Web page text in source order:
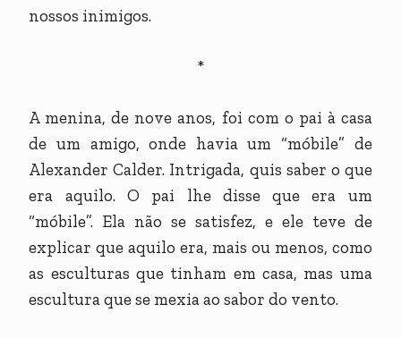
nossos inimigos.
*
A menina, de nove anos, foi com o pai à casa
de um amigo, onde havia um “móbile” de
Alexander Calder. Intrigada, quis saber o que
era aquilo. O pai lhe disse que era um
“móbile”. Ela não se satisfez, e ele teve de
explicar que aquilo era, mais ou menos, como
as esculturas que tinham em casa, mas uma
escultura que se mexia ao sabor do vento.